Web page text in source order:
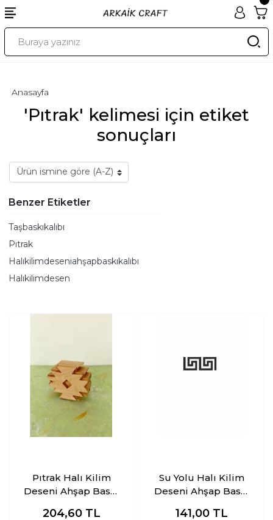
'Pıtrak' kelimesi için etiket
sonuçları
Anasayfa
Benzer Etiketler
Taşbaskıkalıbı
Pıtrak
Halıkilimdeseniahşapbaskıkalıbı
Halıkilimdesen
Pıtrak Halı Kilim
Deseni Ahşap Baskı
204,60 TL
Su Yolu Halı Kilim
Deseni Ahşap Baskı
141,00 TL